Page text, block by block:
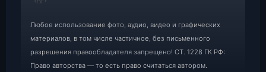
Любое использование фото, аудио, видео и графических
материалов, в том числе частичное, без письменного
разрешения правообладателя запрещено! СТ. 1228 ГК РФ:
Право авторства — то есть право считаться автором.